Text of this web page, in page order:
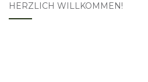
HERZLICH WILLKOMMEN!